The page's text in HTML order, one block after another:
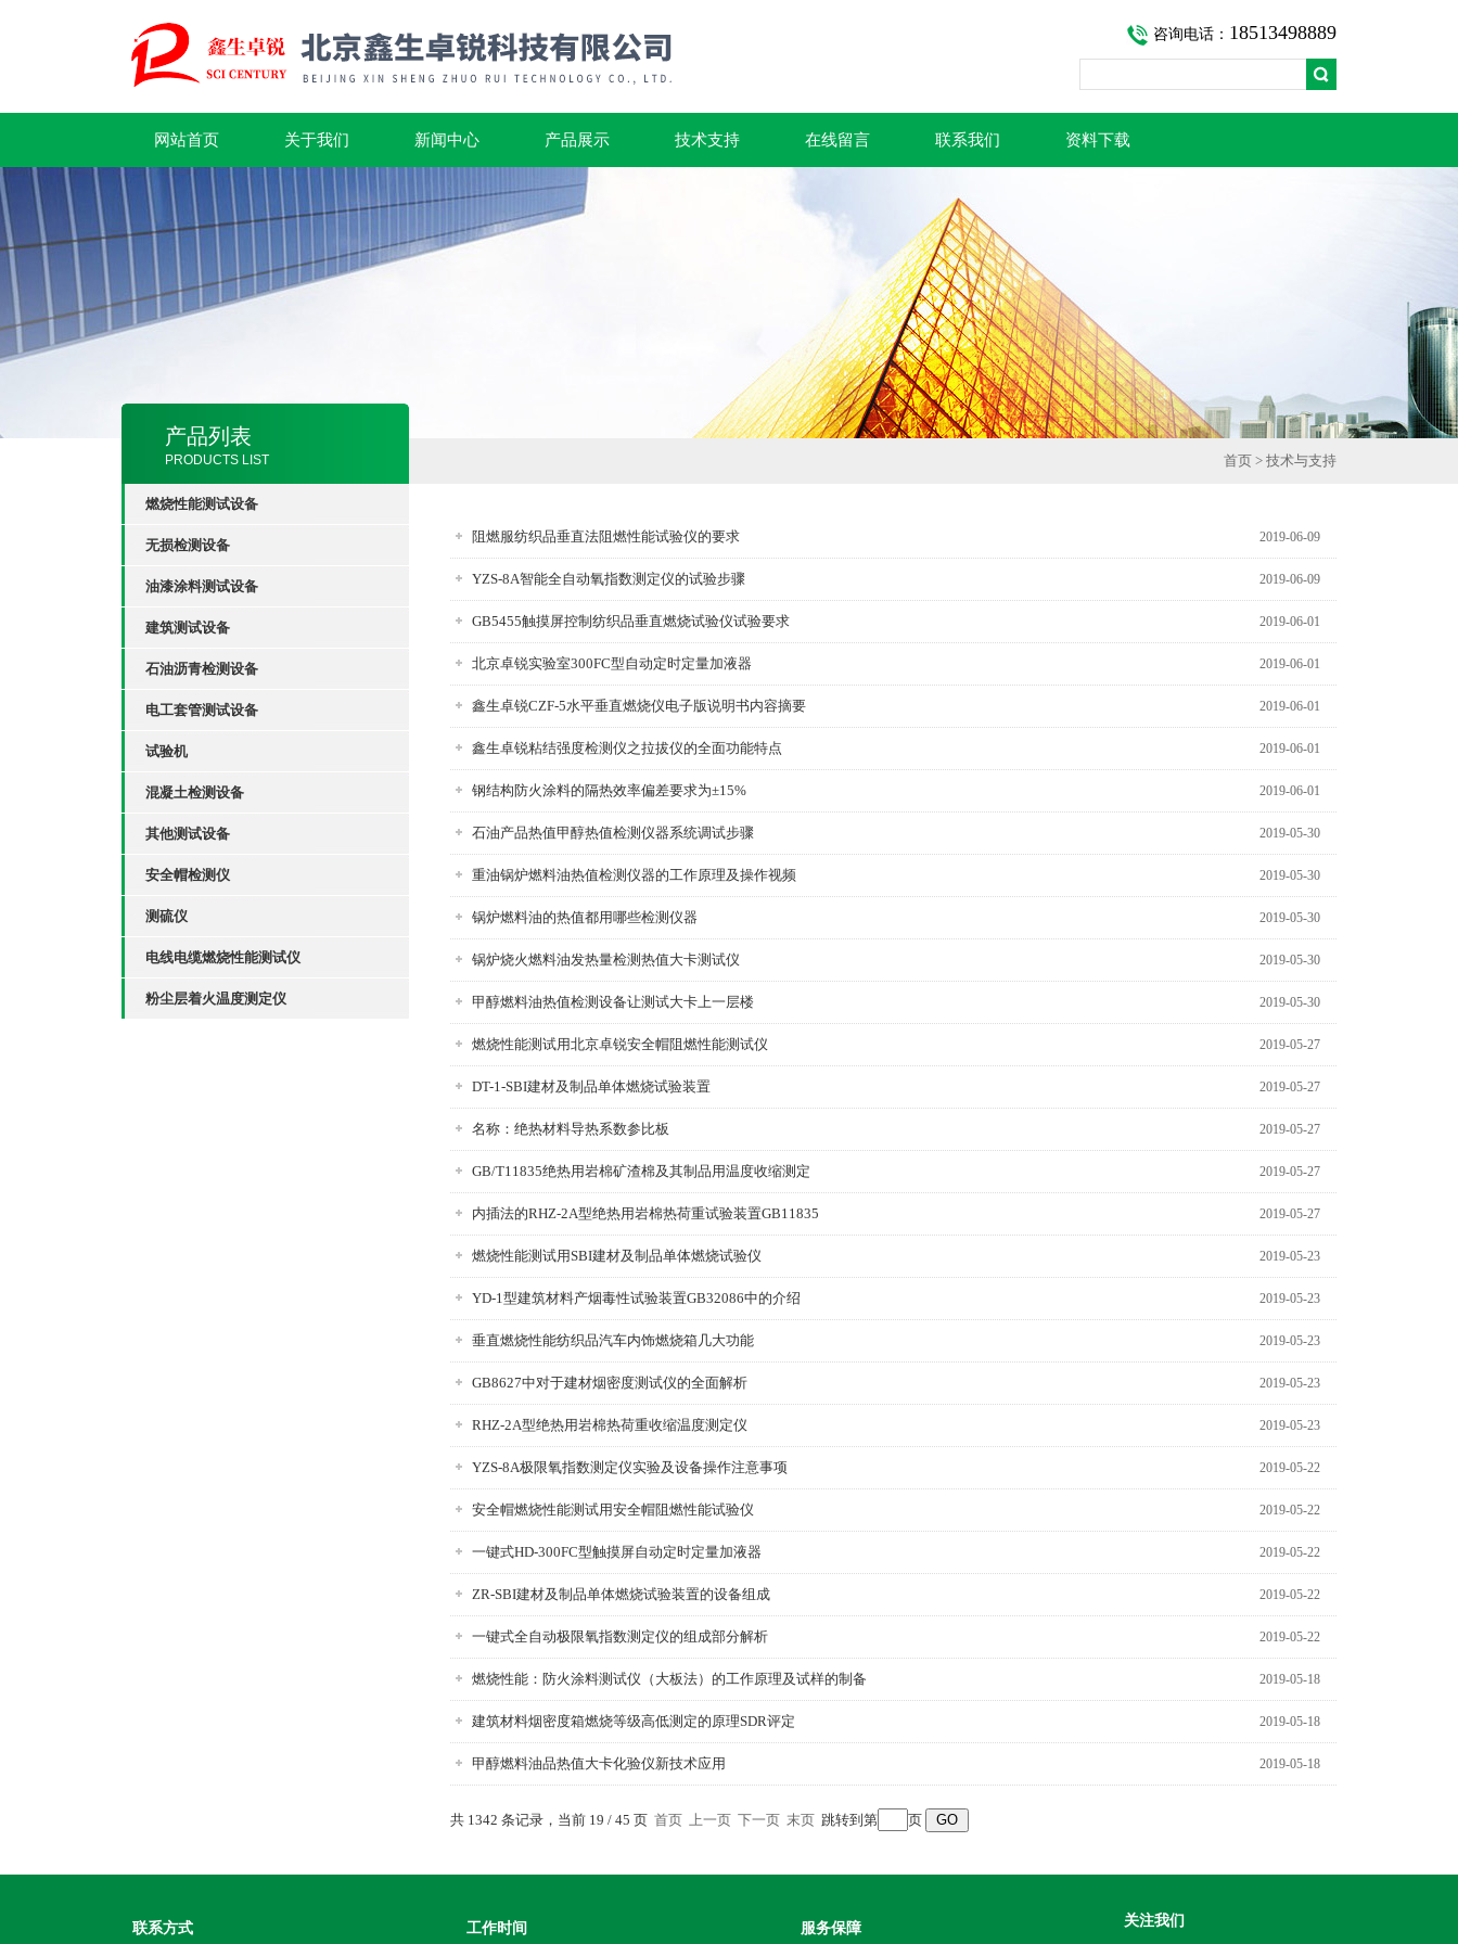
咨询电话： 18513498889
网站首页 关于我们 新闻中心 产品展示 技术支持 在线留言 联系我们 资料下载
产品列表
PRODUCTS LIST
燃烧性能测试设备
无损检测设备
油漆涂料测试设备
建筑测试设备
石油沥青检测设备
电工套管测试设备
试验机
混凝土检测设备
其他测试设备
安全帽检测仪
测硫仪
电线电缆燃烧性能测试仪
粉尘层着火温度测定仪
首页 > 技术与支持
阻燃服纺织品垂直法阻燃性能试验仪的要求 2019-06-09
YZS-8A智能全自动氧指数测定仪的试验步骤 2019-06-09
GB5455触摸屏控制纺织品垂直燃烧试验仪试验要求 2019-06-01
北京卓锐实验室300FC型自动定时定量加液器 2019-06-01
鑫生卓锐CZF-5水平垂直燃烧仪电子版说明书内容摘要 2019-06-01
鑫生卓锐粘结强度检测仪之拉拔仪的全面功能特点 2019-06-01
钢结构防火涂料的隔热效率偏差要求为±15% 2019-06-01
石油产品热值甲醇热值检测仪器系统调试步骤 2019-05-30
重油锅炉燃料油热值检测仪器的工作原理及操作视频 2019-05-30
锅炉燃料油的热值都用哪些检测仪器 2019-05-30
锅炉烧火燃料油发热量检测热值大卡测试仪 2019-05-30
甲醇燃料油热值检测设备让测试大卡上一层楼 2019-05-30
燃烧性能测试用北京卓锐安全帽阻燃性能测试仪 2019-05-27
DT-1-SBI建材及制品单体燃烧试验装置 2019-05-27
名称：绝热材料导热系数参比板 2019-05-27
GB/T11835绝热用岩棉矿渣棉及其制品用温度收缩测定 2019-05-27
内插法的RHZ-2A型绝热用岩棉热荷重试验装置GB11835 2019-05-27
燃烧性能测试用SBI建材及制品单体燃烧试验仪 2019-05-23
YD-1型建筑材料产烟毒性试验装置GB32086中的介绍 2019-05-23
垂直燃烧性能纺织品汽车内饰燃烧箱几大功能 2019-05-23
GB8627中对于建材烟密度测试仪的全面解析 2019-05-23
RHZ-2A型绝热用岩棉热荷重收缩温度测定仪 2019-05-23
YZS-8A极限氧指数测定仪实验及设备操作注意事项 2019-05-22
安全帽燃烧性能测试用安全帽阻燃性能试验仪 2019-05-22
一键式HD-300FC型触摸屏自动定时定量加液器 2019-05-22
ZR-SBI建材及制品单体燃烧试验装置的设备组成 2019-05-22
一键式全自动极限氧指数测定仪的组成部分解析 2019-05-22
燃烧性能：防火涂料测试仪（大板法）的工作原理及试样的制备 2019-05-18
建筑材料烟密度箱燃烧等级高低测定的原理SDR评定 2019-05-18
甲醇燃料油品热值大卡化验仪新技术应用 2019-05-18
共 1342 条记录，当前 19 / 45 页 首页 上一页 下一页 末页 跳转到第 页
联系方式 工作时间 服务保障 关注我们